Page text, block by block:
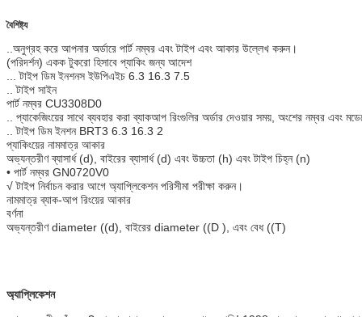
বৈশিষ্ট্য
..অনুগ্রহ করে আপনার অর্ডারে পার্ট নম্বর এবং টাইপ এবং আকার উল্লেখ করুন।
(পরিদর্শন) একক টুকরো হিসাবে প্যাকিং জন্য আদেশ
... টাইপ ডিম ইনশনস ইউপিএইচ 6.3 16.3 7.5
.. টাইপ সাইন
পার্ট নম্বর CU3308D0
.. প্যাকেজিংয়ের সাথে ব্যবহার করা ব্যাকআপ রিংগুলির অর্ডার দেওয়ার সময়, অংশের নম্বর এবং
.. টাইপ ডিম ইনশন BRT3 6.3 16.3 2
প্যাকিংয়ের নামমাত্র আকার
অভ্যন্তরীণ ব্যাসার্ধ (d), বাইরের ব্যাসার্ধ (d) এবং উচ্চতা (h) এবং টাইপ চিহ্ন (n)
• পার্ট নম্বর GN0720V0
√ টাইপ নির্বাচন করার আগে অ্যাপ্লিকেশন পরিসীমা পরীক্ষা করুন।
নামমাত্র ব্যাক-আপ রিংয়ের আকার
বর্ণনা
অভ্যন্তরীণ diameter ((d), বাইরের diameter ((D ), এবং বেধ ((T)
অ্যাপ্লিকেশন